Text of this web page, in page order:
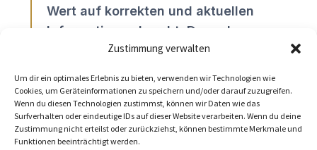
Zustimmung verwalten
Um dir ein optimales Erlebnis zu bieten, verwenden wir Technologien wie
Cookies, um Geräteinformationen zu speichern und/oder darauf zuzugreifen.
Wenn du diesen Technologien zustimmst, können wir Daten wie das
Surfverhalten oder eindeutige IDs auf dieser Website verarbeiten. Wenn du deine
Zustimmung nicht erteilst oder zurückziehst, können bestimmte Merkmale und
Funktionen beeinträchtigt werden.
Wert auf korrekten und aktuellen
Informationen beruht. Danach
stabilisieren Sie Zahlungsdisziplin
Banken, Lieferanten oder
Versicherern aktiv in den Dialog
gehen.